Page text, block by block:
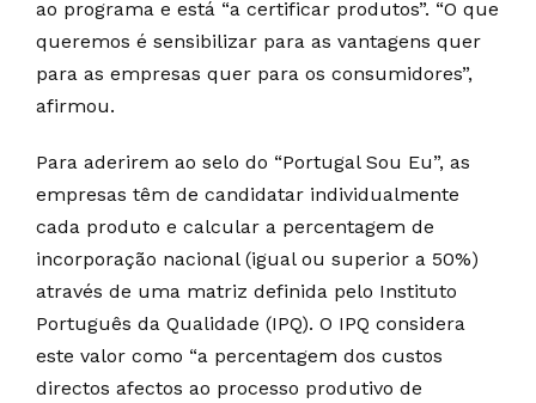
ao programa e está “a certificar produtos”. “O que
queremos é sensibilizar para as vantagens quer
para as empresas quer para os consumidores”,
afirmou.
Para aderirem ao selo do “Portugal Sou Eu”, as
empresas têm de candidatar individualmente
cada produto e calcular a percentagem de
incorporação nacional (igual ou superior a 50%)
através de uma matriz definida pelo Instituto
Português da Qualidade (IPQ). O IPQ considera
este valor como “a percentagem dos custos
directos afectos ao processo produtivo de